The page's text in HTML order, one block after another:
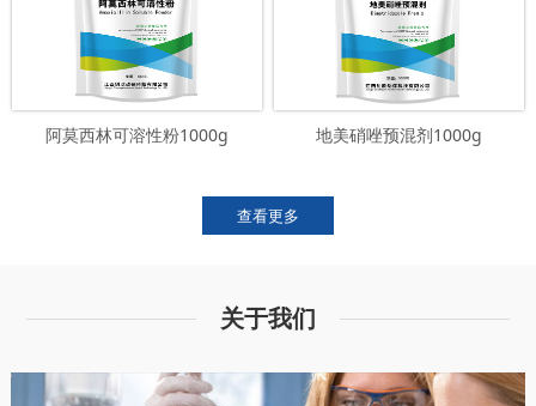
阿莫西林可溶性粉1000g 地美硝唑预混剂1000g
查看更多
关于我们